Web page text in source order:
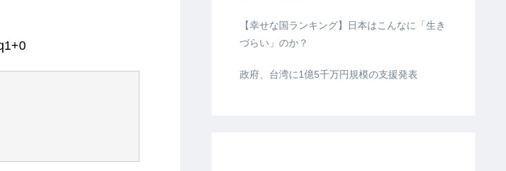
【幸せな国ランキング】日本はこんなに「生き
づらい」のか？
政府、台湾に1億5千万円規模の支援発表